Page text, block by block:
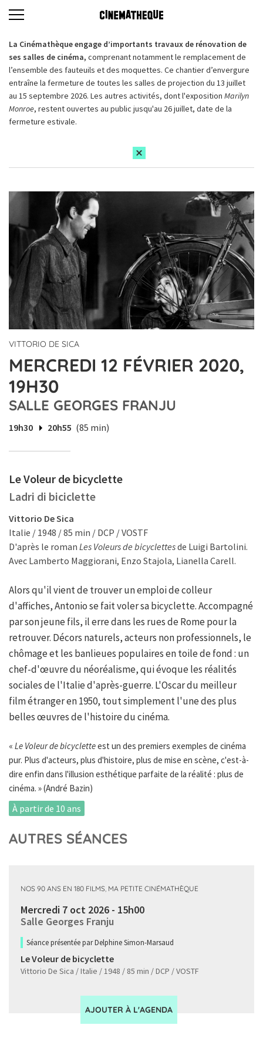
La Cinémathèque engage d’importants travaux de rénovation de
ses salles de cinéma, comprenant notamment le remplacement de
l’ensemble des fauteuils et des moquettes. Ce chantier d’envergure
entraîne la fermeture de toutes les salles de projection du 13 juillet
au 15 septembre 2026. Les autres activités, dont l'exposition Marilyn
Monroe, restent ouvertes au public jusqu'au 26 juillet, date de la
fermeture estivale.
VITTORIO DE SICA
MERCREDI 12 FÉVRIER 2020,
19H30
SALLE GEORGES FRANJU
19h30 20h55 (85 min)
Le Voleur de bicyclette
Ladri di biciclette
Vittorio De Sica
Italie / 1948 / 85 min / DCP / VOSTF
D'après le roman Les Voleurs de bicyclettesde Luigi Bartolini.
Avec Lamberto Maggiorani, Enzo Stajola, Lianella Carell.
Alors qu'il vient de trouver un emploi de colleur
d'affiches, Antonio se fait voler sa bicyclette. Accompagné
par son jeune fils, il erre dans les rues de Rome pour la
retrouver. Décors naturels, acteurs non professionnels, le
chômage et les banlieues populaires en toile de fond : un
chef-d'œuvre du néoréalisme, qui évoque les réalités
sociales de l'Italie d'après-guerre. L'Oscar du meilleur
film étranger en 1950, tout simplement l'une des plus
belles œuvres de l'histoire du cinéma.
« Le Voleur de bicycletteest un des premiers exemples de cinéma
pur. Plus d'acteurs, plus d'histoire, plus de mise en scène, c'est-à-
dire enfin dans l'illusion esthétique parfaite de la réalité : plus de
cinéma. » (André Bazin)
À partir de 10 ans
AUTRES SÉANCES
NOS 90 ANS EN 180 FILMS, MA PETITE CINÉMATHÈQUE
Mercredi 7 oct 2026 - 15h00
Salle Georges Franju
Séance présentée par Delphine Simon-Marsaud
Le Voleur de bicyclette
Vittorio De Sica / Italie / 1948 / 85 min / DCP / VOSTF
AJOUTER À L'AGENDA